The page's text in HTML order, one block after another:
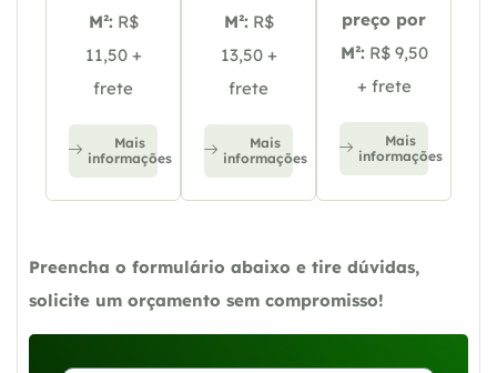
M²: R$
11,50 +
frete
Mais
informações
M²: R$
13,50 +
frete
Mais
informações
preço por
M²: R$ 9,50
+ frete
Mais
informações
Preencha o formulário abaixo e tire dúvidas,
solicite um orçamento sem compromisso!